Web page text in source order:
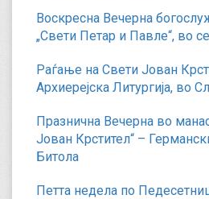
Воскресна Вечерна
„Свети Петар и Павле“, во
Раѓање на Свети Јован
Архиерејска Литургија, во
Празнична Вечерна во
Јован Крстител“ –
Битола
Петта недела по